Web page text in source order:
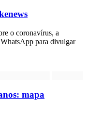
o coronavírus, a
para divulgar
mapa